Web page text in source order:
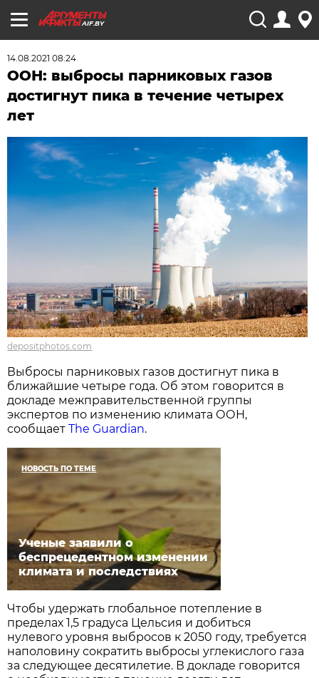
AIF.BY
14.08.2021 08:24
ООН: выбросы парниковых газов
достигнут пика в течение четырех
лет
depositphotos.com
Выбросы парниковых газов достигнут пика в
ближайшие четыре года. Об этом говорится в
докладе межправительственной группы
экспертов по изменению климата ООН,
сообщаетThe Guardian.
НОВОСТЬ ПО ТЕМЕ
Ученые заявили о
беспрецедентном изменении
климата и последствиях
Чтобы удержать глобальное потепление в
пределах 1,5 градуса Цельсия и добиться
нулевого уровня выбросов к 2050 году, требуется
наполовину сократить выбросы углекислого газа
за следующее десятилетие. В докладе говорится